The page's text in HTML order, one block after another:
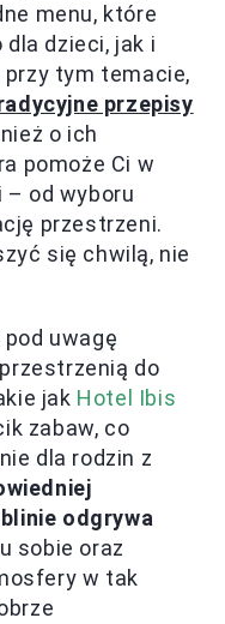
menu, które
dzieci, jak i
przy tym temacie,
przepisy
o ich
pomoże Ci w
– od wyboru
przestrzeni.
się chwilą, nie
uwagę
do
jak Hotel Ibis
zabaw, co
dla rodzin z
odgrywa
sobie oraz
w tak